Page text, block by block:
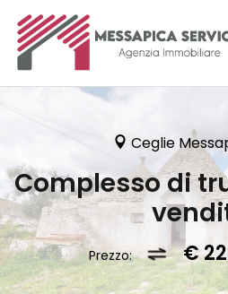
Ceglie
Complesso di
Prezzo: €